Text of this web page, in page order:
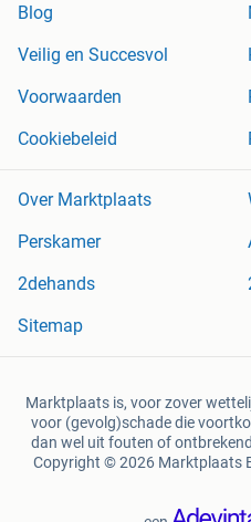
Blog
Veilig en Succesvol
Voorwaarden
Cookiebeleid
Over Marktplaats
Perskamer
2dehands
Sitemap
Marktplaats is, voor zover
voor (gevolg)schade die
dan wel uit fouten of
Copyright © 2026 Marktplaats